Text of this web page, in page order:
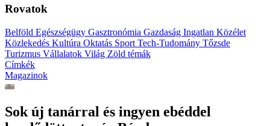
Rovatok
Belföld Egészségügy Gasztronómia Gazdaság Ingatlan Közélet
Közlekedés Kultúra Oktatás Sport Tech-Tudomány Tőzsde
Turizmus Vállalatok Világ Zöld témák
Címkék
Magazinok
Sok új tanárral és ingyen ebéddel